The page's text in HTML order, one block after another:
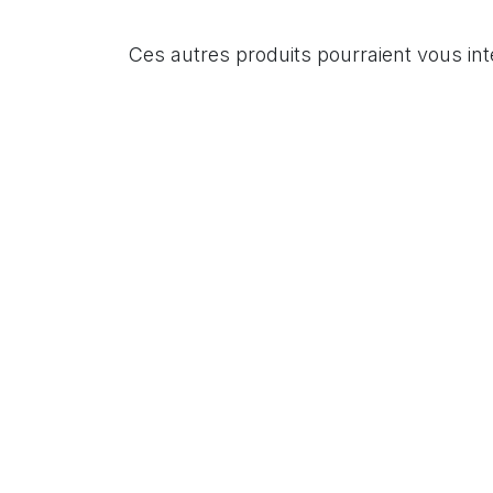
Ces autres produits pourraient vous